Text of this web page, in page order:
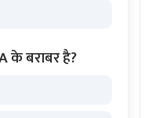
के बराबर है?